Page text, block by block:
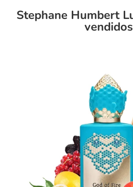
Stephane Humbert
vendidos